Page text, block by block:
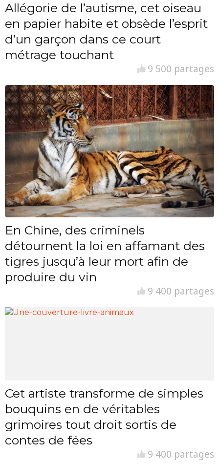
Allégorie de l’autisme, cet oiseau
en papier habite et obsède l’esprit
d’un garçon dans ce court
métrage touchant
9 500 partages
En Chine, des criminels
détournent la loi en affamant des
tigres jusqu’à leur mort afin de
produire du vin
9 400 partages
Cet artiste transforme de simples
bouquins en de véritables
grimoires tout droit sortis de
contes de fées
9 400 partages